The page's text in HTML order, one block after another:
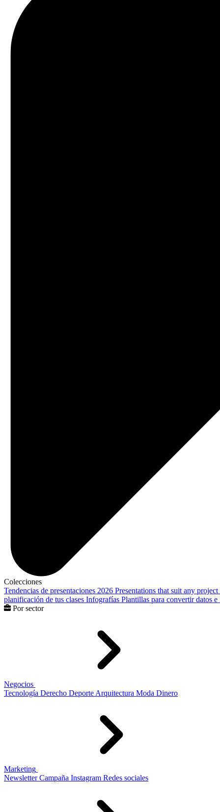
Colecciones
Tendencias de presentaciones 2026 Presentations that suit any project
planificación de tus clases Infografías Plantillas para convertir datos
Por sector
Negocios
Tecnología Derecho Deporte Arquitectura Moda Dinero
Marketing
Newsletter Campaña Instagram Redes sociales